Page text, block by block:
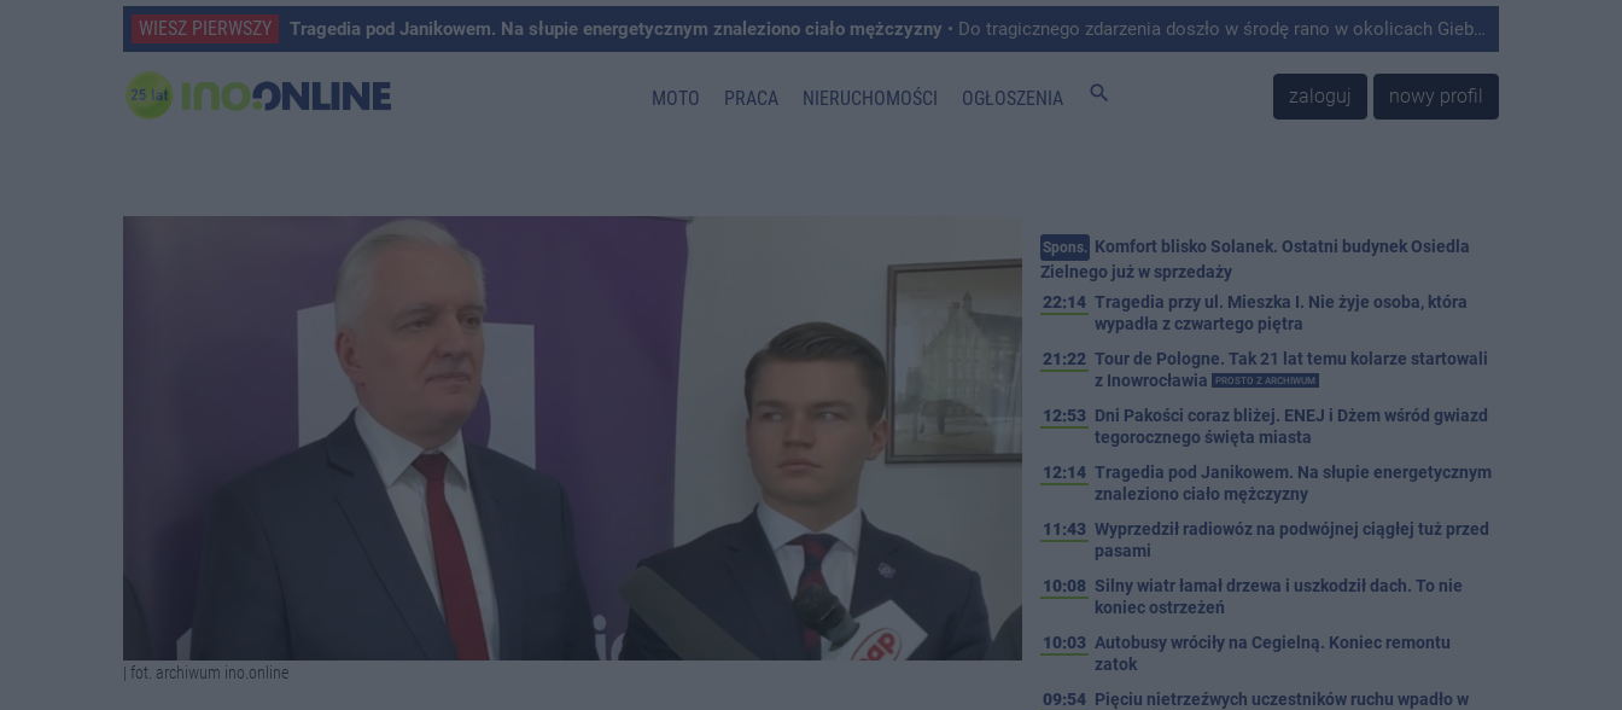
WIESZ PIERWSZY Tragedia pod Janikowem. Na słupie energetycznym znaleziono ciało mężczyzny • Do tragicznego zdarzenia doszło w środę rano w okolicach Giebni koło Janikowa. Wówczas na słupie energetycznym odnaleziono ciało mężczyzny.
MOTO PRACA NIERUCHOMOŚCI OGŁOSZENIA search zaloguj nowy profil
| fot. archiwum ino.online
Spons. Komfort blisko Solanek. Ostatni budynek Osiedla
Zielnego już w sprzedaży
22:14 Tragedia przy ul. Mieszka I. Nie żyje osoba, która
wypadła z czwartego piętra
21:22 Tour de Pologne. Tak 21 lat temu kolarze startowali
z Inowrocławia
PROSTO Z ARCHIWUM
12:53 Dni Pakości coraz bliżej. ENEJ i Dżem wśród gwiazd
tegorocznego święta miasta
12:14 Tragedia pod Janikowem. Na słupie energetycznym
znaleziono ciało mężczyzny
11:43 Wyprzedził radiowóz na podwójnej ciągłej tuż przed
pasami
10:08 Silny wiatr łamał drzewa i uszkodził dach. To nie
koniec ostrzeżeń
10:03 Autobusy wróciły na Cegielną. Koniec remontu
zatok
09:54 Pięciu nietrzeźwych uczestników ruchu wpadło w